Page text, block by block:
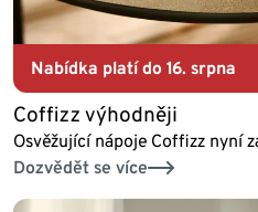
Nabídka platí do 16. srpna
Coffizz výhodněji
Osvěžující nápoje Coffizz nyní
Dozvědět se více